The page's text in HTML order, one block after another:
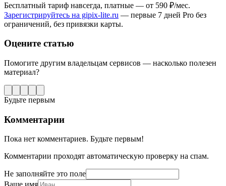
Бесплатный тариф навсегда, платные — от 590 ₽/мес.
Зарегистрируйтесь на gipix-lite.ru — первые 7 дней Pro без
ограничений, без привязки карты.
Оцените статью
Помогите другим владельцам сервисов — насколько полезен
материал?
Будьте первым
Комментарии
Пока нет комментариев. Будьте первым!
Комментарии проходят автоматическую проверку на спам.
Не заполняйте это поле